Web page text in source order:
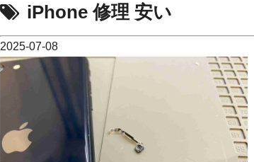
iPhone 修理 安い
2025-07-08